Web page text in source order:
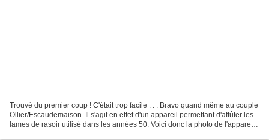
Trouvé du premier coup ! C'était trop facile . . . Bravo quand même au couple
Ollier/Escaudemaison. Il s'agit en effet d'un appareil permettant d'affûter les
lames de rasoir utilisé dans les années 50. Voici donc la photo de l'appareil